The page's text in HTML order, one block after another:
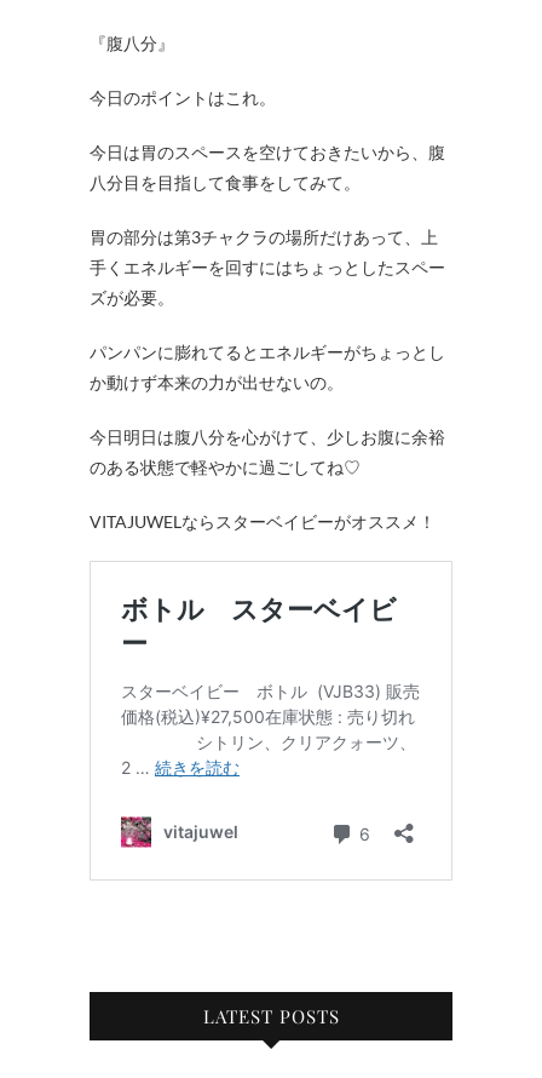
『腹八分』
今日のポイントはこれ。
今日は胃のスペースを空けておきたいから、腹
八分目を目指して食事をしてみて。
胃の部分は第3チャクラの場所だけあって、上
手くエネルギーを回すにはちょっとしたスペー
ズが必要。
パンパンに膨れてるとエネルギーがちょっとし
か動けず本来の力が出せないの。
今日明日は腹八分を心がけて、少しお腹に余裕
のある状態で軽やかに過ごしてね♡
VITAJUWELならスターベイビーがオススメ！
LATEST POSTS